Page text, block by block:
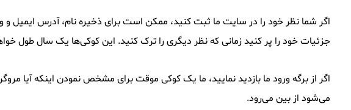
اگر شما نظر خود را در سایت ما ثبت کنید، ممکن است برای ذخیره نام، آدرس ایمیل
جزئیات خود را پر کنید زمانی که نظر دیگری را ترک کنید. این کوکی‌ها یک سال طول
اگر از برگه ورود ما بازدید نمایید، ما یک کوکی موقت برای مشخص نمودن اینکه
می‌شود از بین می‌رود.